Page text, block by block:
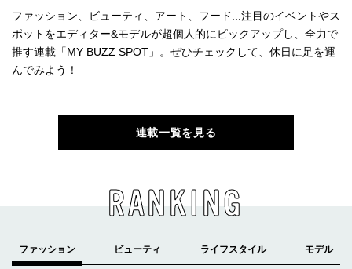
ファッション、ビューティ、アート、フード...注目のイベントやス
ポットをエディター&モデルが超個人的にピックアップし、全力で
推す連載「MY BUZZ SPOT」。ぜひチェックして、休日に足を運
んでみよう！
連載一覧を見る
RANKING